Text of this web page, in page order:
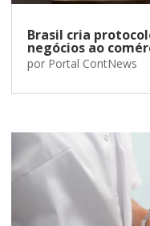
Brasil cria
negócios ao
por Portal ContNews